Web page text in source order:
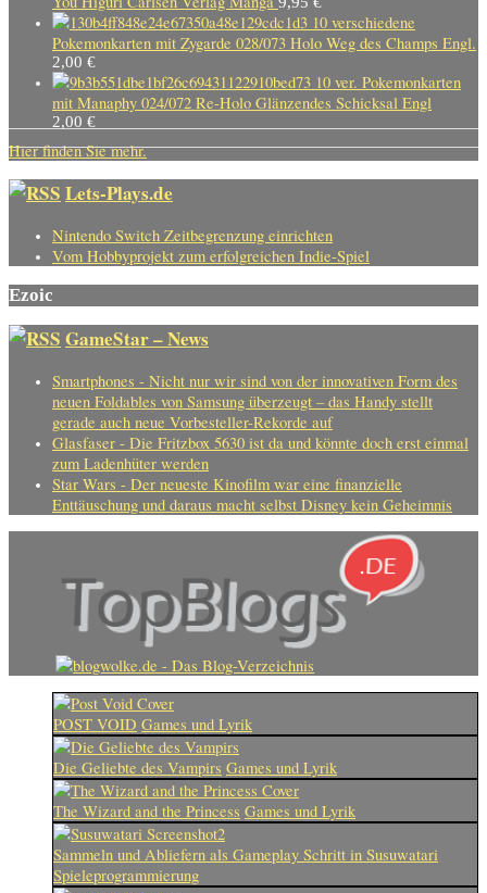
10 verschiedene
Pokemonkarten mit Zygarde 028/073 Holo Weg des Champs Engl.
2,00 €
10 ver. Pokemonkarten
mit Manaphy 024/072 Re-Holo Glänzendes Schicksal Engl
2,00 €
Hier finden Sie mehr.
Lets-Plays.de
Nintendo Switch Zeitbegrenzung einrichten
Vom Hobbyprojekt zum erfolgreichen Indie-Spiel
Ezoic
GameStar – News
Smartphones - Nicht nur wir sind von der innovativen Form des
neuen Foldables von Samsung überzeugt – das Handy stellt
gerade auch neue Vorbesteller-Rekorde auf
Glasfaser - Die Fritzbox 5630 ist da und könnte doch erst einmal
zum Ladenhüter werden
Star Wars - Der neueste Kinofilm war eine finanzielle
Enttäuschung und daraus macht selbst Disney kein Geheimnis
POST VOID Games und Lyrik
Die Geliebte des Vampirs Games und Lyrik
The Wizard and the Princess Games und Lyrik
Sammeln und Abliefern als Gameplay Schritt in Susuwatari
Spieleprogrammierung